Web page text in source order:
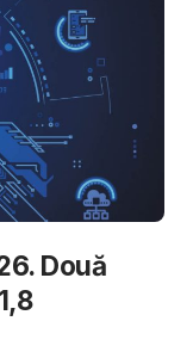
Două